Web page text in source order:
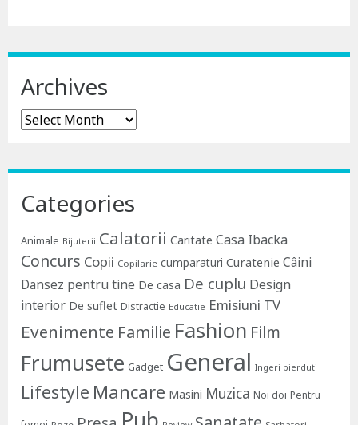
Archives
Archives
Categories
Animale Bijuterii Calatorii Caritate Casa Ibacka
Concurs Copii Copilarie cumparaturi Curatenie Câini
Dansez pentru tine De casa De cuplu Design
interior De suflet Distractie Educatie Emisiuni TV
Evenimente Familie Fashion Film
Frumusete Gadget General Ingeri pierduti
Lifestyle Mancare Masini Muzica Noi doi Pentru